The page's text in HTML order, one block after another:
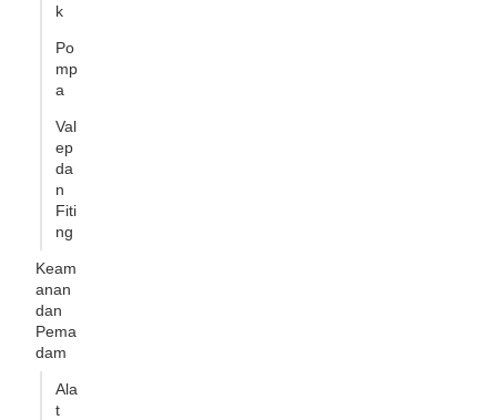
k
Po
mp
a
Val
ep
da
n
Fiti
ng
Keam
anan
dan
Pema
dam
Ala
t